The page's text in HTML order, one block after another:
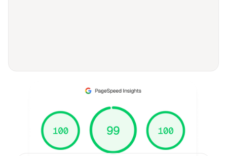
Häufig gestellte Fragen
Allgemeines